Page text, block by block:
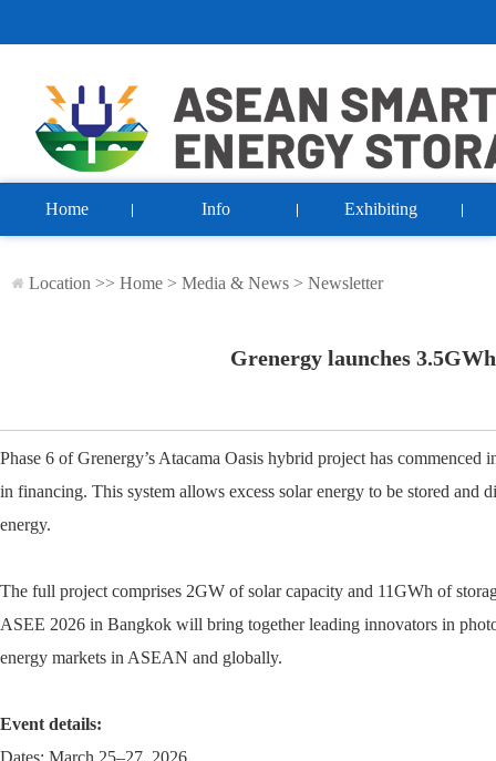
Home Info Exhibiting
Location >> Home > Media & News > Newsletter
Grenergy launches
Phase 6 of Grenergy’s Atacama Oasis hybrid project has
in financing. This system allows excess solar energy to be stored
energy.
The full project comprises 2GW of solar capacity and 11GWh of
ASEE 2026 in Bangkok will bring together leading innovators in
energy markets in ASEAN and globally.
Event details:
Dates: March 25–27, 2026